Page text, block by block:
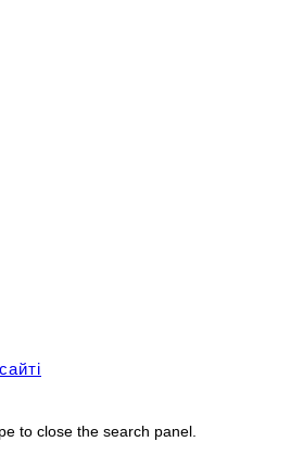
to close the search panel.